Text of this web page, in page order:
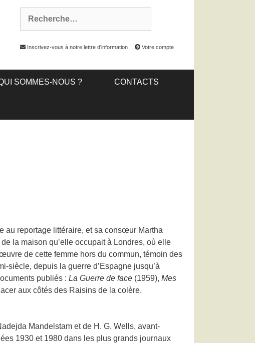
Inscrivez-vous à notre lettre d'information Votre compte
SOMMES-NOUS ? CONTACTS
au reportage littéraire, et sa consœur Martha
la maison qu’elle occupait à Londres, où elle
de cette femme hors du commun, témoin des
siècle, depuis la guerre d’Espagne jusqu’à
publiés : La Guerre de face (1959), Mes
aux côtés des Raisins de la colère.
Mandelstam et de H. G. Wells, avant-
1930 et 1980 dans les plus grands journaux